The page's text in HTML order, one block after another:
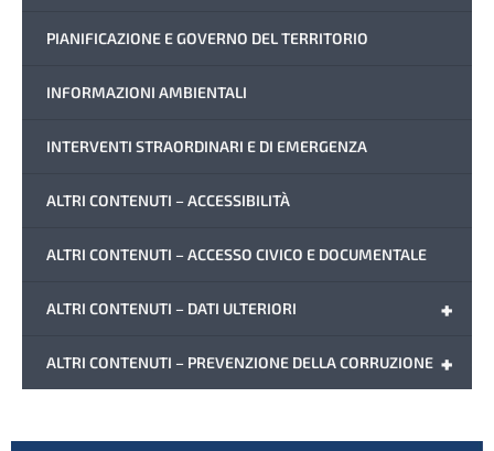
PIANIFICAZIONE E GOVERNO DEL TERRITORIO
INFORMAZIONI AMBIENTALI
INTERVENTI STRAORDINARI E DI EMERGENZA
ALTRI CONTENUTI – ACCESSIBILITÀ
ALTRI CONTENUTI – ACCESSO CIVICO E DOCUMENTALE
+
ALTRI CONTENUTI – DATI ULTERIORI
+
ALTRI CONTENUTI – PREVENZIONE DELLA CORRUZIONE